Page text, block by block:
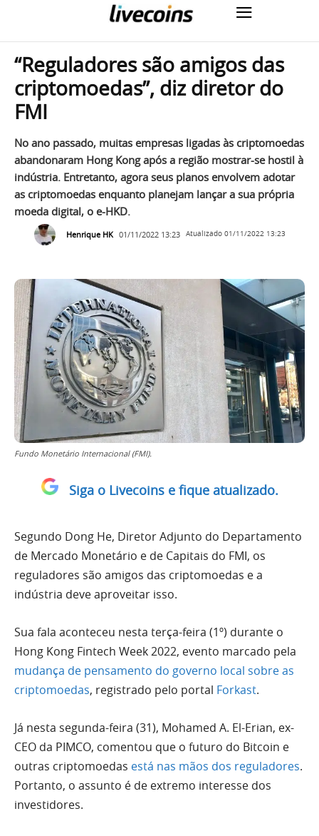
“Reguladores são amigos das
criptomoedas”, diz diretor do
FMI
No ano passado, muitas empresas ligadas às criptomoedas
abandonaram Hong Kong após a região mostrar-se hostil à
indústria. Entretanto, agora seus planos envolvem adotar
as criptomoedas enquanto planejam lançar a sua própria
moeda digital, o e-HKD.
Henrique HK 01/11/2022 13:23 Atualizado 01/11/2022 13:23
Fundo Monetário Internacional (FMI).
Siga o Livecoins e fique atualizado.
Segundo Dong He, Diretor Adjunto do Departamento
de Mercado Monetário e de Capitais do FMI, os
reguladores são amigos das criptomoedas e a
indústria deve aproveitar isso.
Sua fala aconteceu nesta terça-feira (1º) durante o
Hong Kong Fintech Week 2022, evento marcado pela
mudança de pensamento do governo local sobre as
criptomoedas, registrado pelo portal Forkast.
Já nesta segunda-feira (31), Mohamed A. El-Erian, ex-
CEO da PIMCO, comentou que o futuro do Bitcoin e
outras criptomoedas está nas mãos dos reguladores.
Portanto, o assunto é de extremo interesse dos
investidores.